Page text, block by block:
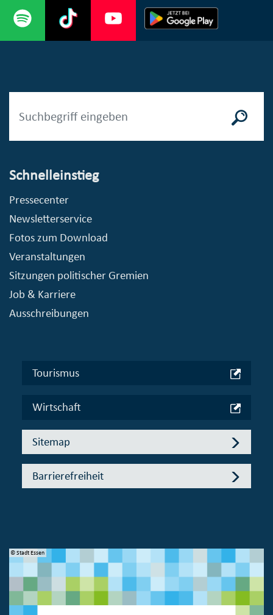
Schnelleinstieg
Pressecenter
Newsletterservice
Fotos zum Download
Veranstaltungen
Sitzungen politischer Gremien
Job & Karriere
Ausschreibungen
Tourismus
Wirtschaft
Sitemap
Barrierefreiheit
© Stadt Essen